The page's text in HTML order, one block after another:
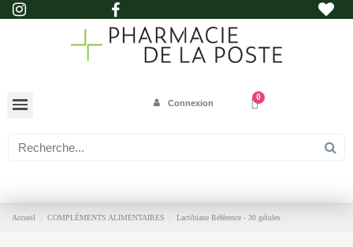
Connexion
Accueil COMPLÉMENTS ALIMENTAIRES Lactibiane Référence - 30 gélules